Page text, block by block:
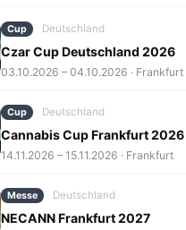
Cup Deutschland
Czar Cup Deutschland 2026
03.10.2026 – 04.10.2026 · Frankfurt
Cup Deutschland
Cannabis Cup Frankfurt 2026
14.11.2026 – 15.11.2026 · Frankfurt
Messe Deutschland
NECANN Frankfurt 2027